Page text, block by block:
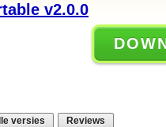
v2.0.0
versies Reviews